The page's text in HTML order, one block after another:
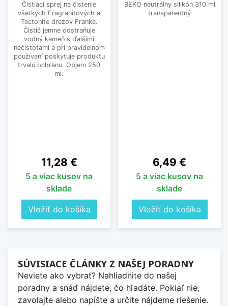
Čistiaci sprej na čistenie
všetkých Fragranitových a
Tectonite drezov Franke.
Čistič jemne odstraňuje
vodný kameň s ďalšími
nečistotami a pri pravidelnom
používaní poskytuje produktu
trvalú ochranu. Objem 250
ml.
Cena
11,28 €
5 a viac kusov na
sklade
Vložiť do košíka
BEKO neutrálny silikón 310 ml
transparentný
Cena
6,49 €
5 a viac kusov na
sklade
Vložiť do košíka
SÚVISIACE ČLÁNKY Z NAŠEJ PORADNY
Neviete ako vybrať? Nahliadnite do našej
poradny a snáď nájdete, čo hľadáte. Pokiaľ nie,
zavolajte alebo napíšte a určite nájdeme riešenie.